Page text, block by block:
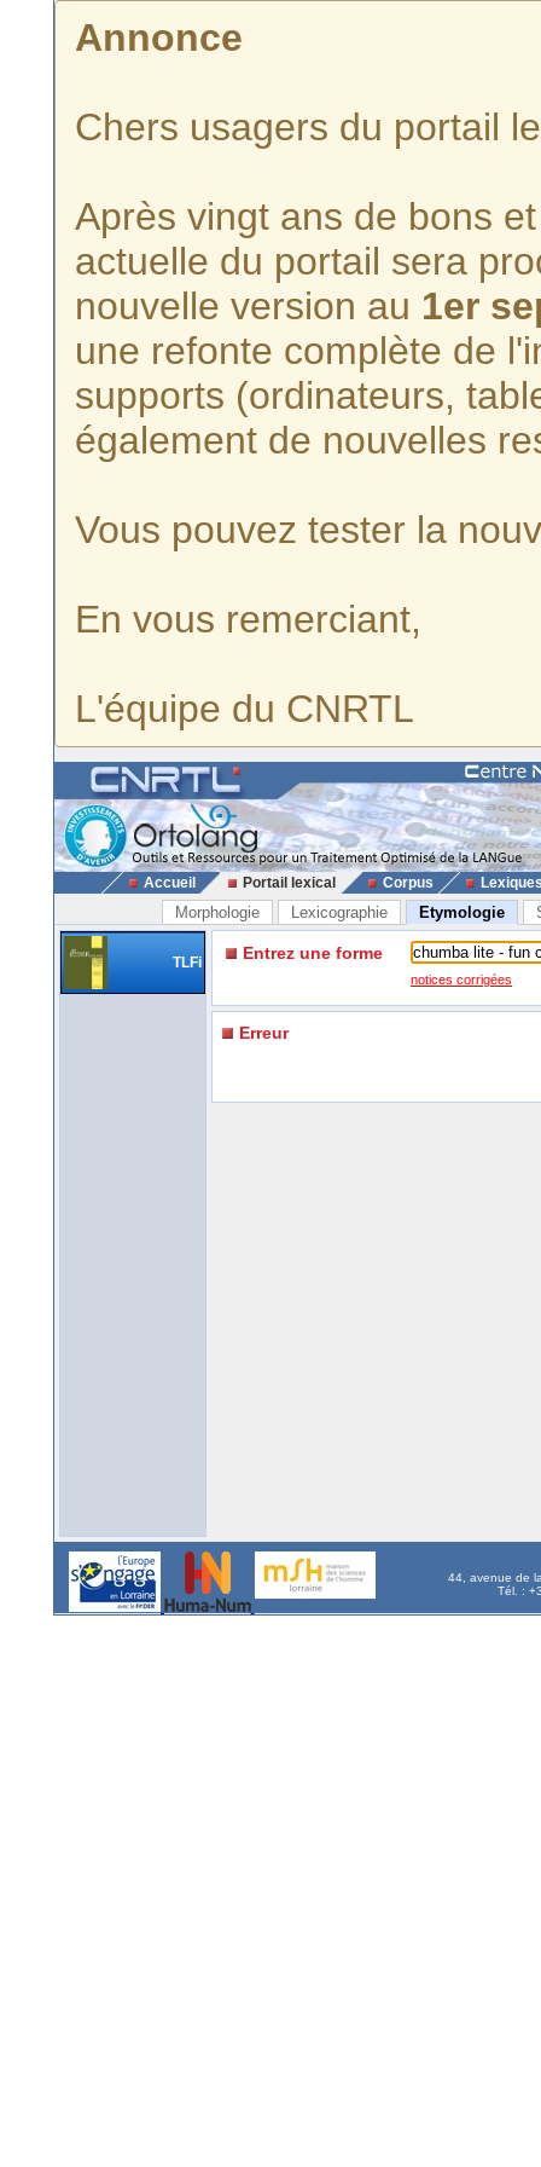
Annonce
Chers usagers du portail
Après vingt ans de bons
actuelle du portail sera
nouvelle version au 1er
une refonte complète de
supports (ordinateurs,
également de nouvelles
Vous pouvez tester la
En vous remerciant,
L'équipe du CNRTL
Accueil Portail lexical Corpus
Morphologie Lexicographie Etymologie
TLFi Entrez une forme
notices corrigées
Erreur
44, avenue de
Tél. :